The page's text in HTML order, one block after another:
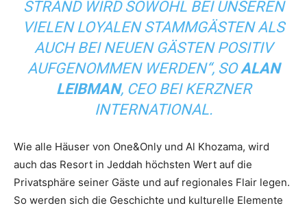
STRAND WIRD SOWOHL BEI UNSEREN
VIELEN LOYALEN STAMMGÄSTEN ALS
AUCH BEI NEUEN GÄSTEN POSITIV
AUFGENOMMEN WERDEN“, SOALAN
LEIBMAN, CEO BEI KERZNER
INTERNATIONAL.
Wie alle Häuser von One&Only und Al Khozama, wird
auch das Resort in Jeddah höchsten Wert auf die
Privatsphäre seiner Gäste und auf regionales Flair legen.
So werden sich die Geschichte und kulturelle Elemente